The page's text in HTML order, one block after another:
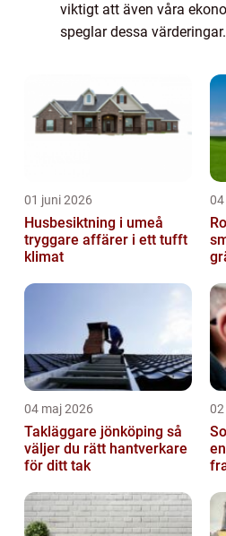
viktigt att även våra
speglar dessa
01 juni 2026
Husbesiktning i umeå
tryggare affärer i ett tufft
klimat
04
04 maj 2026
Takläggare jönköping så
väljer du rätt hantverkare
för ditt tak
02